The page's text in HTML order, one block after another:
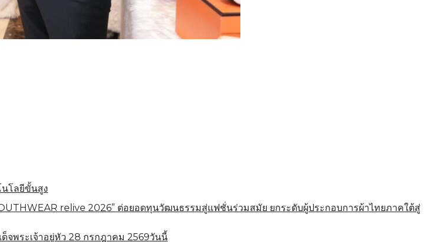
โลยีขั้นสูง
relive 2026” ต่อยอดทุนวัฒนธรรมสู่แฟชั่นร่วมสมัย ยกระดับผู้ประกอบการผ้าไทยภาคใต้สู่
จพระเจ้าอยู่หัว 28 กรกฎาคม 2569วันนี้